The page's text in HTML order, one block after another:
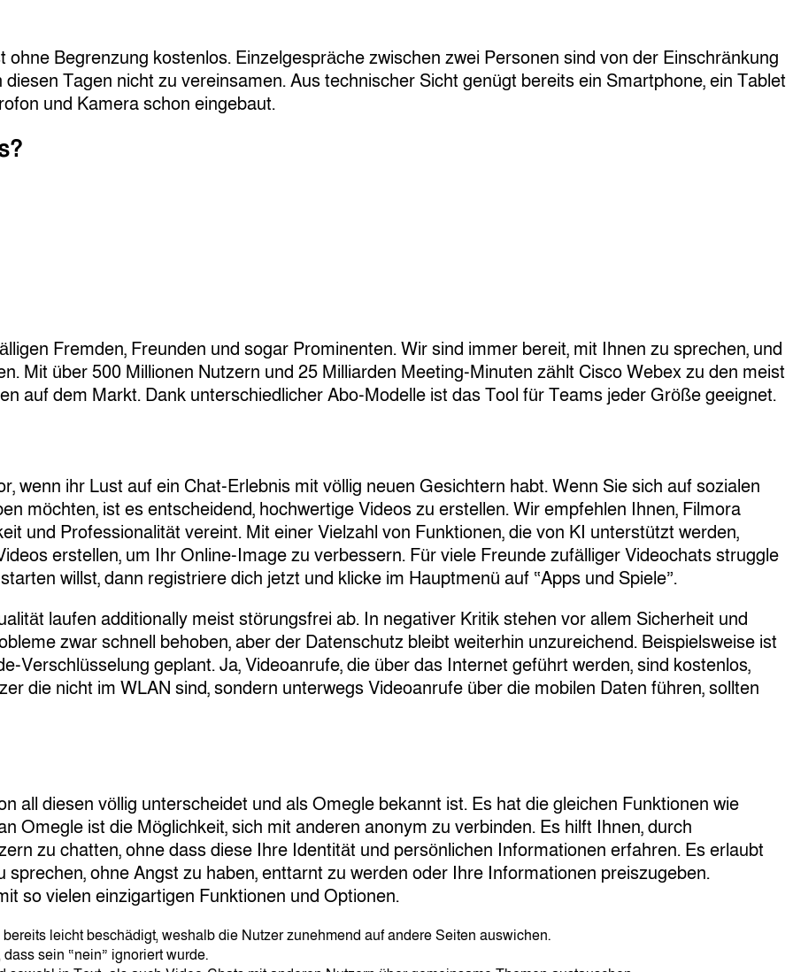
Begrenzung kostenlos. Einzelgespräche zwischen zwei Personen sind von der Einschränkung
Tagen nicht zu vereinsamen. Aus technischer Sicht genügt bereits ein Smartphone, ein Tablet
und Kamera schon eingebaut.
Fremden, Freunden und sogar Prominenten. Wir sind immer bereit, mit Ihnen zu sprechen, und
Mit über 500 Millionen Nutzern und 25 Milliarden Meeting-Minuten zählt Cisco Webex zu den meist
auf dem Markt. Dank unterschiedlicher Abo-Modelle ist das Tool für Teams jeder Größe geeignet.
wenn ihr Lust auf ein Chat-Erlebnis mit völlig neuen Gesichtern habt. Wenn Sie sich auf sozialen
möchten, ist es entscheidend, hochwertige Videos zu erstellen. Wir empfehlen Ihnen, Filmora
und Professionalität vereint. Mit einer Vielzahl von Funktionen, die von KI unterstützt werden,
erstellen, um Ihr Online-Image zu verbessern. Für viele Freunde zufälliger Videochats struggle
willst, dann registriere dich jetzt und klicke im Hauptmenü auf “Apps und Spiele”.
laufen additionally meist störungsfrei ab. In negativer Kritik stehen vor allem Sicherheit und
zwar schnell behoben, aber der Datenschutz bleibt weiterhin unzureichend. Beispielsweise ist
Verschlüsselung geplant. Ja, Videoanrufe, die über das Internet geführt werden, sind kostenlos,
die nicht im WLAN sind, sondern unterwegs Videoanrufe über die mobilen Daten führen, sollten
all diesen völlig unterscheidet und als Omegle bekannt ist. Es hat die gleichen Funktionen wie
Omegle ist die Möglichkeit, sich mit anderen anonym zu verbinden. Es hilft Ihnen, durch
zu chatten, ohne dass diese Ihre Identität und persönlichen Informationen erfahren. Es erlaubt
ohne Angst zu haben, enttarnt zu werden oder Ihre Informationen preiszugeben.
so vielen einzigartigen Funktionen und Optionen.
leicht beschädigt, weshalb die Nutzer zunehmend auf andere Seiten auswichen.
sein “nein” ignoriert wurde.